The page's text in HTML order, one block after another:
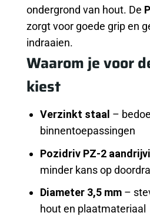
ondergrond van hout. De
zorgt voor goede grip en
indraaien.
Waarom je voor
kiest
Verzinkt staal –
binnentoepassingen
Pozidriv PZ-2
minder kans op
Diameter 3,5 mm –
hout en plaatmateriaal